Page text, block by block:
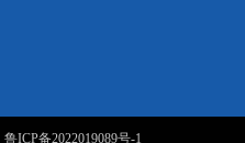
鲁ICP备2022019089号-1